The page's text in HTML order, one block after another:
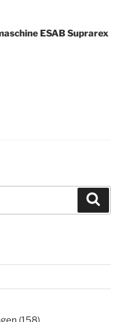
ESAB Suprarex